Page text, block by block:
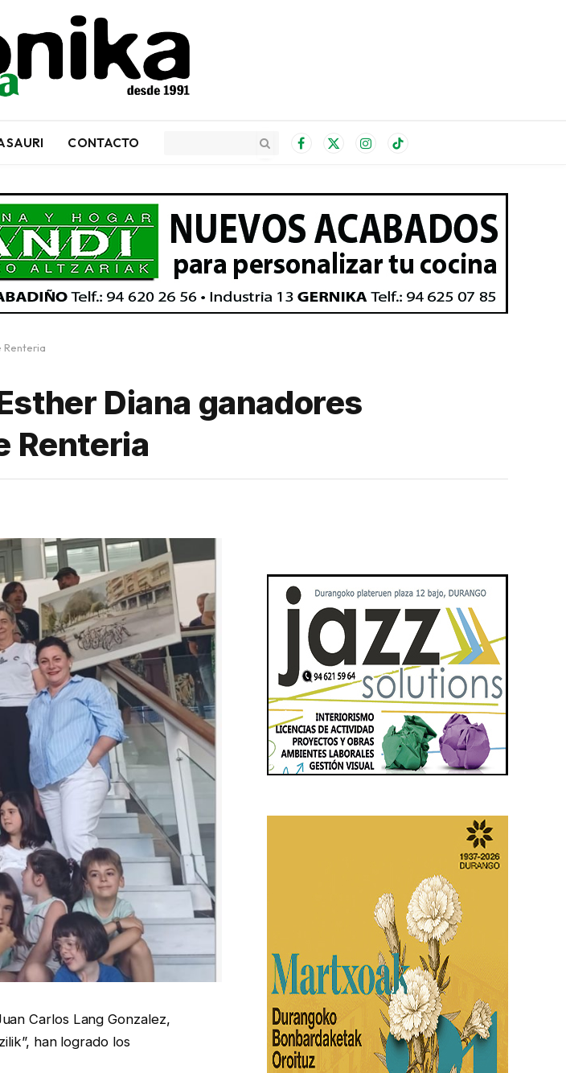
CONTACTO Facebook
X
InstagramTikTok
Renteria
Diana ganadores
Renteria
Carlos Lang Gonzalez,
han logrado los